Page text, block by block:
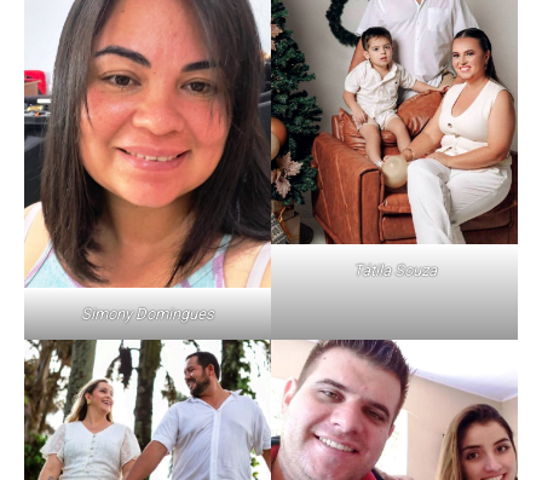
Simony Domingues
Tátila Souza